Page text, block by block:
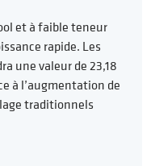
et à faible teneur
rapide. Les
une valeur de 23,18
à l’augmentation de
traditionnels